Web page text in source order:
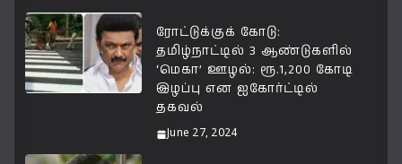
ரோட்டுக்குக் கோடு:
தமிழ்நாட்டில் 3 ஆண்டுகளில்
‘மெகா’ ஊழல்: ரூ.1,200 கோடி
இழப்பு என ஐகோர்ட்டில்
தகவல்
June 27, 2024